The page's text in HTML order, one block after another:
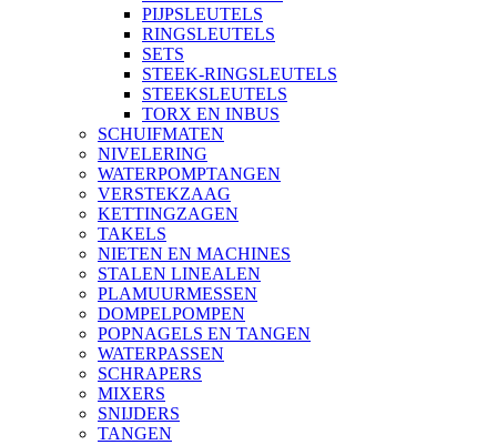
PIJPSLEUTELS
RINGSLEUTELS
SETS
STEEK-RINGSLEUTELS
STEEKSLEUTELS
TORX EN INBUS
SCHUIFMATEN
NIVELERING
WATERPOMPTANGEN
VERSTEKZAAG
KETTINGZAGEN
TAKELS
NIETEN EN MACHINES
STALEN LINEALEN
PLAMUURMESSEN
DOMPELPOMPEN
POPNAGELS EN TANGEN
WATERPASSEN
SCHRAPERS
MIXERS
SNIJDERS
TANGEN